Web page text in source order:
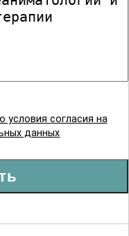
условия согласия на
данных